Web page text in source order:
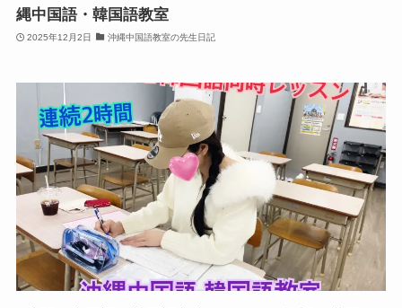
縄中国語・韓国語教室
2025年12月2日 沖縄中国語教室の先生日記